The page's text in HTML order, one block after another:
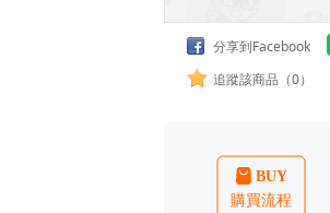
分享到Facebook
追蹤該商品（0）